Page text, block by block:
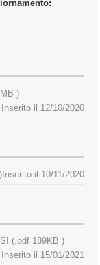
)
Inserito il 12/10/2020
Inserito il 10/11/2020
(.pdf 189KB )
Inserito il 15/01/2021